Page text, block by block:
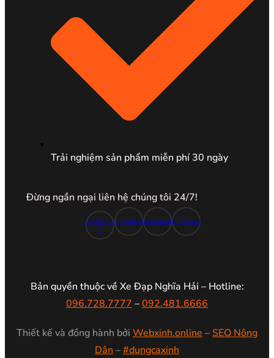
Trải nghiệm sản phẩm miễn phí 30 ngày
Đừng ngần ngại liên hệ chúng tôi 24/7!
Facebook-
f
TwitterInstagramPinterest
Bản quyền thuộc về Xe Đạp Nghĩa Hải – Hotline:
096.728.7777 –092.481.6666
Thiết kế và đồng hành bởi Webxinh.online – SEO Nông
Dân –#dungcaxinh